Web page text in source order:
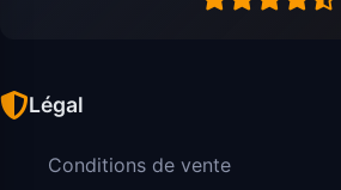
Légal
Conditions de vente